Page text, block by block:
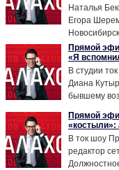
Наталья
Егора
Прямой
«Я
В студии
Диана
бывшему
Прямой
«костыли»:
В ток шоу
редактор